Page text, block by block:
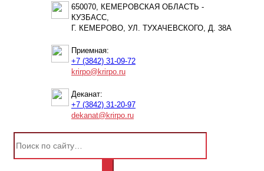
650070, КЕМЕРОВСКАЯ ОБЛАСТЬ -
КУЗБАСС,
Г. КЕМЕРОВО, УЛ. ТУХАЧЕВСКОГО, Д. 38А
Приемная:
+7 (3842) 31-09-72
krirpo@krirpo.ru
Деканат:
+7 (3842) 31-20-97
dekanat@krirpo.ru